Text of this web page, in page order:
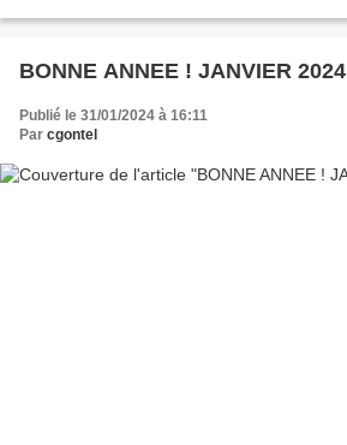
BONNE ANNEE ! JANVIER 2024
Publié le 31/01/2024 à 16:11
Par cgontel